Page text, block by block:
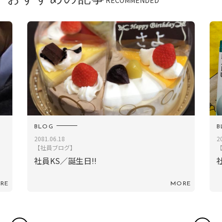
BLOG
2020.08.21
【社員ブログ】
社員TM／肌のスキンケア
MORE